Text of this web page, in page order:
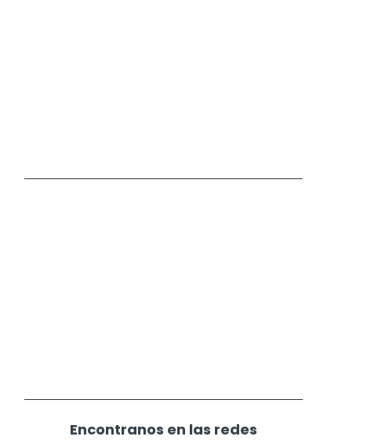
Encontranos en las redes